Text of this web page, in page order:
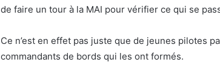
de faire un tour à la MAI pour vérifier ce qui se
Ce n’est en effet pas juste que de jeunes pilotes
commandants de bords qui les ont formés.